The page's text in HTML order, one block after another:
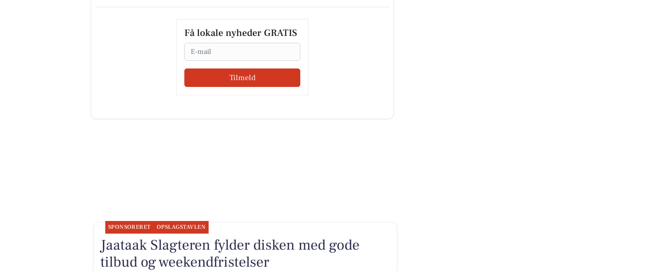
Få lokale nyheder GRATIS
Email
Tilmeld
SPONSORERET OPSLAGSTAVLEN
Jaataak Slagteren fylder disken med gode
tilbud og weekendfristelser